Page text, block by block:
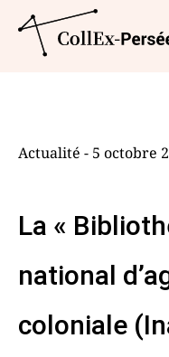
Actualité - 5 octobre
La «
national
coloniale